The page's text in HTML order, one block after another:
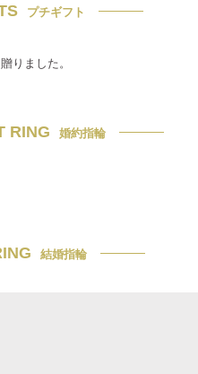
プチギフト
りました。
RING 婚約指輪
結婚指輪